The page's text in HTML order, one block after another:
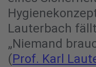
Lauterbach
„Niemand
(Prof. Karl